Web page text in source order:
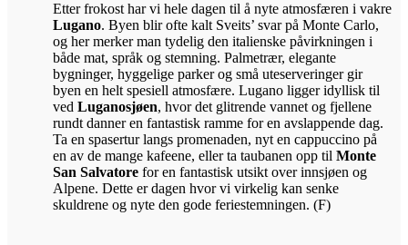
Etter frokost har vi hele dagen til å nyte atmosfæren i vakre
Lugano. Byen blir ofte kalt Sveits’ svar på Monte Carlo,
og her merker man tydelig den italienske påvirkningen i
både mat, språk og stemning. Palmetrær, elegante
bygninger, hyggelige parker og små uteserveringer gir
byen en helt spesiell atmosfære. Lugano ligger idyllisk til
ved Luganosjøen, hvor det glitrende vannet og fjellene
rundt danner en fantastisk ramme for en avslappende dag.
Ta en spasertur langs promenaden, nyt en cappuccino på
en av de mange kafeene, eller ta taubanen opp til Monte
San Salvatore for en fantastisk utsikt over innsjøen og
Alpene. Dette er dagen hvor vi virkelig kan senke
skuldrene og nyte den gode feriestemningen. (F)